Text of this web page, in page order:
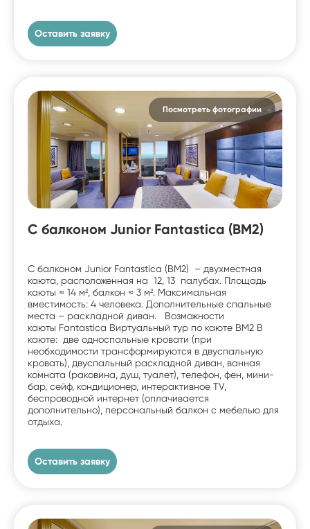
Оставить заявку
Посмотреть фотографии
С балконом Junior Fantastica (BM2)
С балконом Junior Fantastica (BM2) – двухместная
каюта, расположенная на 12, 13 палубах. Площадь
каюты ≈ 14 м², балкон ≈ 3 м². Максимальная
вместимость: 4 человека. Дополнительные спальные
места – раскладной диван. Возможности
каюты Fantastica Виртуальный тур по каюте BM2 В
каюте: две односпальные кровати (при
необходимости трансформируются в двуспальную
кровать), двуспальный раскладной диван, ванная
комната (раковина, душ, туалет), телефон, фен, мини-
бар, сейф, кондиционер, интерактивное TV,
беспроводной интернет (оплачивается
дополнительно), персональный балкон с мебелью для
отдыха.
Оставить заявку